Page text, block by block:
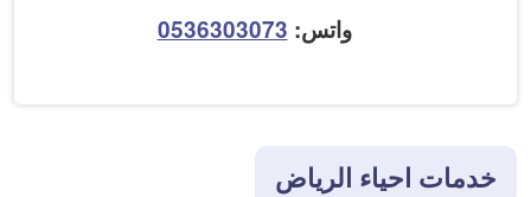
واتس: 0536303073
خدمات احياء الرياض